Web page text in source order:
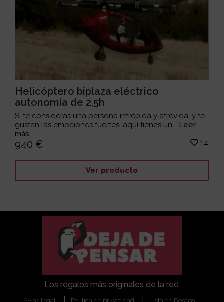
Helicóptero biplaza eléctrico
autonomía de 2,5h
Si te consideras una persona intrépida y atrevida, y te
gustan las emociones fuertes, aquí tienes un... Leer
más
940 € 14
Ver producto
Los regalos más originales de la red